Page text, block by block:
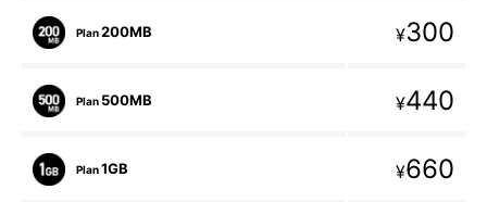
Plan200MB ¥300
Plan 500MB ¥440
Plan1GB ¥660